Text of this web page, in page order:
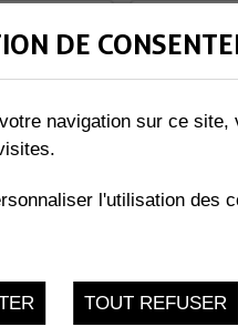
FAUX-SEMBLANTS |
Salle des Perraires
DE
navigation sur ce
l'utilisation des
TOUT REFUSER